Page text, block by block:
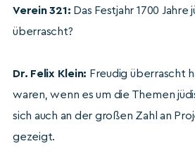
Verein 321: Das Festjahr 1700
überrascht?
Dr. Felix Klein: Freudig überrascht
waren, wenn es um die Themen
sich auch an der großen Zahl an
gezeigt.